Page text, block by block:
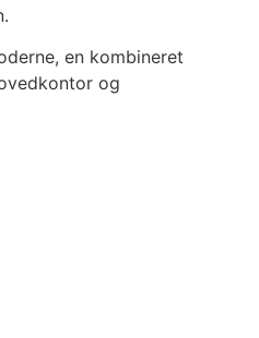
en kombineret
og